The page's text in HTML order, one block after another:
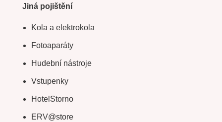
Jiná pojištění
Kola a elektrokola
Fotoaparáty
Hudební nástroje
Vstupenky
HotelStorno
ERV@store